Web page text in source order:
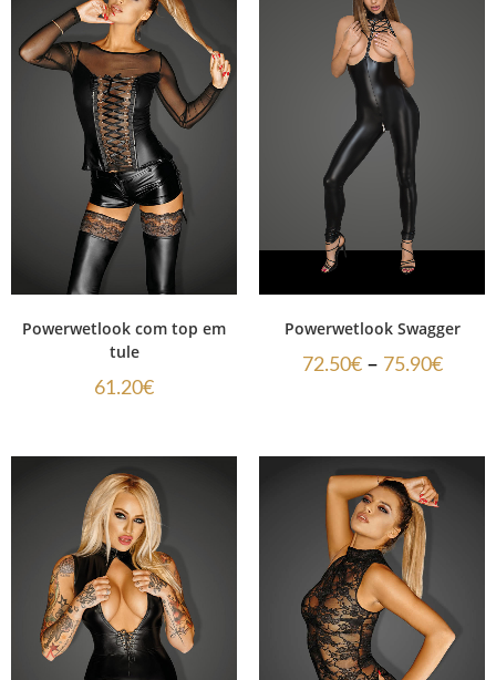
Powerwetlook com top em
tule
61.20€
Powerwetlook Swagger
72.50€ – 75.90€